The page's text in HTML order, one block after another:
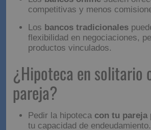
competitivas y menos
Losbancos tradicionales
productos vinculados.
¿Hipoteca en
con tu pareja?